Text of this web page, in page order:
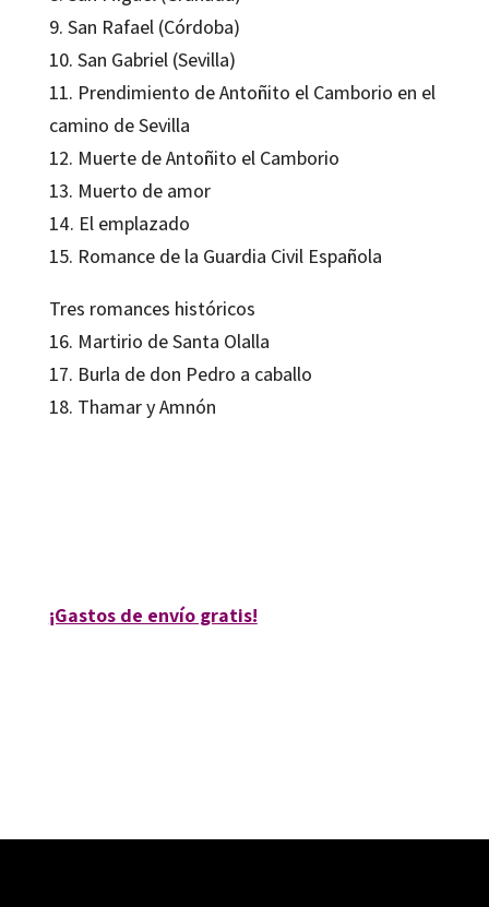
9. San Rafael (Córdoba)
10. San Gabriel (Sevilla)
11. Prendimiento de Antoñito el Camborio en el
camino de Sevilla
12. Muerte de Antoñito el Camborio
13. Muerto de amor
14. El emplazado
15. Romance de la Guardia Civil Española
Tres romances históricos
16. Martirio de Santa Olalla
17. Burla de don Pedro a caballo
18. Thamar y Amnón
¡Gastos de envío gratis!